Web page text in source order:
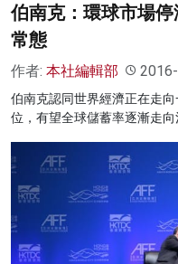
伯南克：環球市場
常態
作者: 本社編輯部
伯南克認同世界經濟正在走
位，有望全球儲蓄率逐漸走向